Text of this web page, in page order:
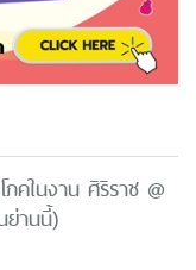
คในงาน ศิริราช @
ย่านนี้)